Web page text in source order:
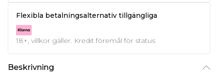
Flexibla betalningsalternativ tillgängliga
18+, villkor gäller. Kredit föremål för status
Beskrivning